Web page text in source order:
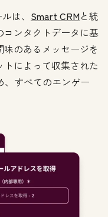
は、 Smart CRMと統
ンタクトデータに基
のあるメッセージを
によって収集された
、すべてのエンゲー